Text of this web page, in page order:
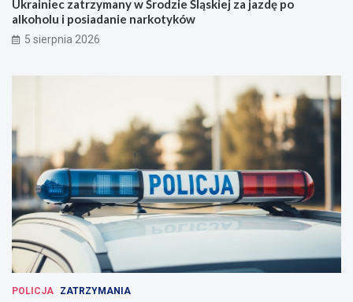
Ukrainiec zatrzymany w Środzie Śląskiej za jazdę po
alkoholu i posiadanie narkotyków
5 sierpnia 2026
POLICJA ZATRZYMANIA